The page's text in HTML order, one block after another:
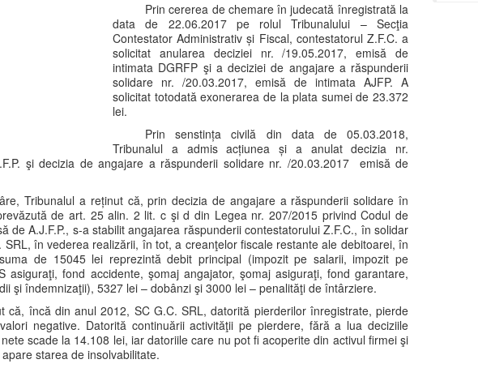
Prin cererea de chemare în judecată înregistrată la
data de 22.06.2017 pe rolul Tribunalului – Secţia
Contestator Administrativ și Fiscal, contestatorul Z.F.C. a
solicitat anularea deciziei nr. /19.05.2017, emisă de
intimata DGRFP şi a deciziei de angajare a răspunderii
solidare nr. /20.03.2017, emisă de intimata AJFP. A
solicitat totodată exonerarea de la plata sumei de 23.372
lei.
Prin senstința civilă din data de 05.03.2018,
Tribunalul a admis acțiunea și a anulat decizia nr.
şi decizia de angajare a răspunderii solidare nr. /20.03.2017 emisă de
Tribunalul a reținut că, prin decizia de angajare a răspunderii solidare în
de art. 25 alin. 2 lit. c şi d din Legea nr. 207/2015 privind Codul de
de A.J.F.P., s-a stabilit angajarea răspunderii contestatorului Z.F.C., în solidar
în vederea realizării, în tot, a creanţelor fiscale restante ale debitoarei, în
de 15045 lei reprezintă debit principal (impozit pe salarii, impozit pe
asiguraţi, fond accidente, şomaj angajator, şomaj asiguraţi, fond garantare,
şi îndemnizaţii), 5327 lei – dobânzi şi 3000 lei – penalităţi de întârziere.
că, încă din anul 2012, SC G.C. SRL, datorită pierderilor înregistrate, pierde
negative. Datorită continuării activităţii pe pierdere, fără a lua deciziile
scade la 14.108 lei, iar datoriile care nu pot fi acoperite din activul firmei şi
starea de insolvabilitate.